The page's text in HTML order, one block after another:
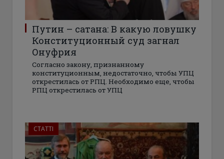
Путин – сатана: В какую ловушку
Конституционный суд загнал
Онуфрия
Согласно закону, признанному
конституционным, недостаточно, чтобы УПЦ
открестилась от РПЦ. Необходимо еще, чтобы
РПЦ открестилась от УПЦ
СТАТТІ